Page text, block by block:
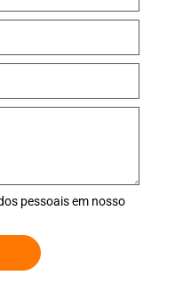
pessoais em nosso